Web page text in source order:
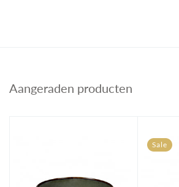
Aangeraden producten
Sale